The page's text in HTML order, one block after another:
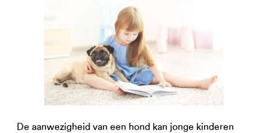
De aanwezigheid van een hond kan jonge kinderen